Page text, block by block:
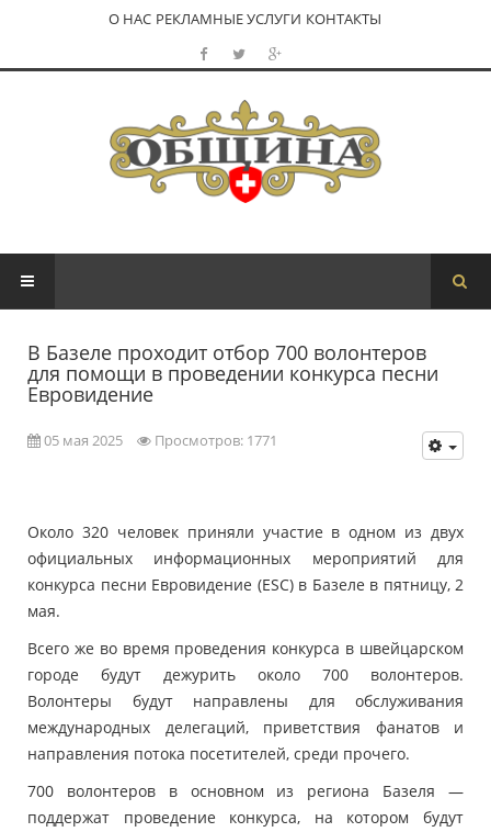
О НАС РЕКЛАМНЫЕ УСЛУГИ КОНТАКТЫ
В Базеле проходит отбор 700 волонтеров
для помощи в проведении конкурса песни
Евровидение
05 мая 2025 Просмотров: 1771
Около 320 человек приняли участие в одном из двух
официальных информационных мероприятий для
конкурса песни Евровидение (ESC) в Базеле в пятницу, 2
мая.
Всего же во время проведения конкурса в швейцарском
городе будут дежурить около 700 волонтеров.
Волонтеры будут направлены для обслуживания
международных делегаций, приветствия фанатов и
направления потока посетителей, среди прочего.
700 волонтеров в основном из региона Базеля —
поддержат проведение конкурса, на котором будут